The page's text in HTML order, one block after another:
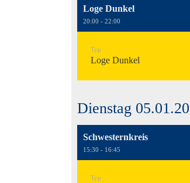
Loge Dunkel
20:00 - 22:00
Typ
Loge Dunkel
Dienstag
Schwesternkreis
15:30 - 16:45
Typ